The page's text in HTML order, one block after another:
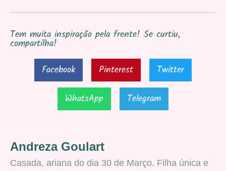
Tem muita inspiração pela frente! Se curtiu,
compartilha!
Facebook
Pinterest
Twitter
WhatsApp
Telegram
Andreza Goulart
Casada, ariana do dia 30 de Março. Filha única e